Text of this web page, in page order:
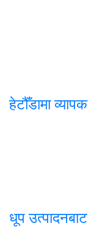
हेटौँडामा व्यापक
धूप